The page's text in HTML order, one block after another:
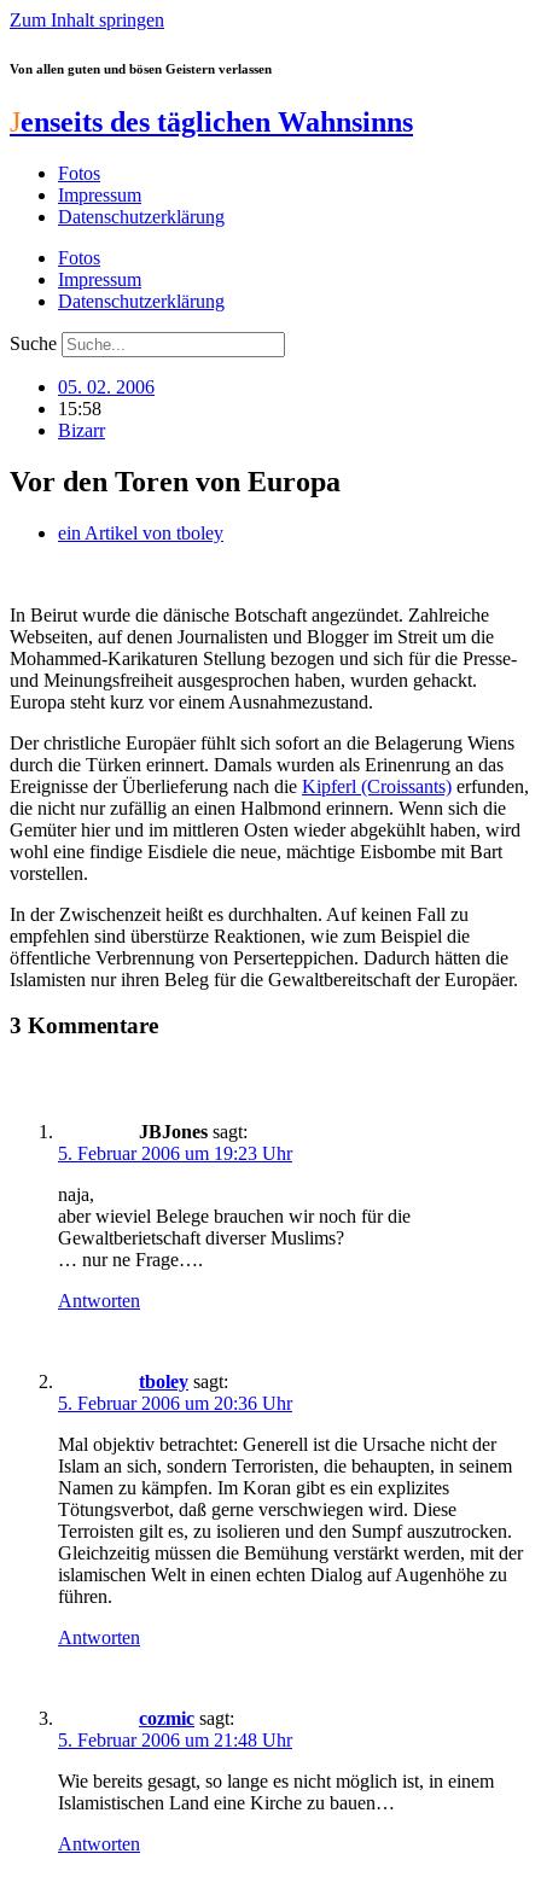
Zum Inhalt springen
Von allen guten und bösen Geistern verlassen
Jenseits des täglichen Wahnsinns
Fotos
Impressum
Datenschutzerklärung
Fotos
Impressum
Datenschutzerklärung
Suche
05. 02. 2006
15:58
Bizarr
Vor den Toren von Europa
ein Artikel von tboley
In Beirut wurde die dänische Botschaft angezündet. Zahlreiche
Webseiten, auf denen Journalisten und Blogger im Streit um die
Mohammed-Karikaturen Stellung bezogen und sich für die Presse-
und Meinungsfreiheit ausgesprochen haben, wurden gehackt.
Europa steht kurz vor einem Ausnahmezustand.
Der christliche Europäer fühlt sich sofort an die Belagerung Wiens
durch die Türken erinnert. Damals wurden als Erinenrung an das
Ereignisse der Überlieferung nach die Kipferl (Croissants) erfunden,
die nicht nur zufällig an einen Halbmond erinnern. Wenn sich die
Gemüter hier und im mittleren Osten wieder abgekühlt haben, wird
wohl eine findige Eisdiele die neue, mächtige Eisbombe mit Bart
vorstellen.
In der Zwischenzeit heißt es durchhalten. Auf keinen Fall zu
empfehlen sind überstürze Reaktionen, wie zum Beispiel die
öffentliche Verbrennung von Perserteppichen. Dadurch hätten die
Islamisten nur ihren Beleg für die Gewaltbereitschaft der Europäer.
3 Kommentare
JBJones sagt:
5. Februar 2006 um 19:23 Uhr
naja,
aber wieviel Belege brauchen wir noch für die
Gewaltberietschaft diverser Muslims?
… nur ne Frage….
Antworten
tboley sagt:
5. Februar 2006 um 20:36 Uhr
Mal objektiv betrachtet: Generell ist die Ursache nicht der
Islam an sich, sondern Terroristen, die behaupten, in seinem
Namen zu kämpfen. Im Koran gibt es ein explizites
Tötungsverbot, daß gerne verschwiegen wird. Diese
Terroisten gilt es, zu isolieren und den Sumpf auszutrocken.
Gleichzeitig müssen die Bemühung verstärkt werden, mit der
islamischen Welt in einen echten Dialog auf Augenhöhe zu
führen.
Antworten
cozmic sagt:
5. Februar 2006 um 21:48 Uhr
Wie bereits gesagt, so lange es nicht möglich ist, in einem
Islamistischen Land eine Kirche zu bauen…
Antworten